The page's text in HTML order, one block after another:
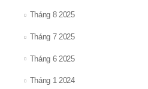
Tháng 8 2025
Tháng 7 2025
Tháng 6 2025
Tháng 1 2024